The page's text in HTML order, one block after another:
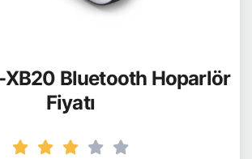
XB20 Bluetooth Hoparlör
Fiyatı